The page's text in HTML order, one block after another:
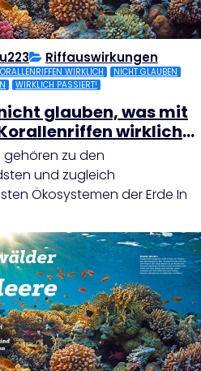
Riffauswirkungen
WIRKLICH
NICHT GLAUBEN
WIRKLICH PASSIERT!
glauben, was mit
wirklich
gehören zu den
und zugleich
Ökosystemen der Erde In